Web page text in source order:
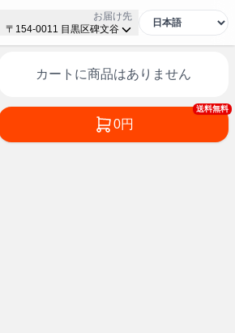
お届け先
〒154-0011 目黒区碑文谷
ゼロ
カートに商品はありません
送料無料
0円